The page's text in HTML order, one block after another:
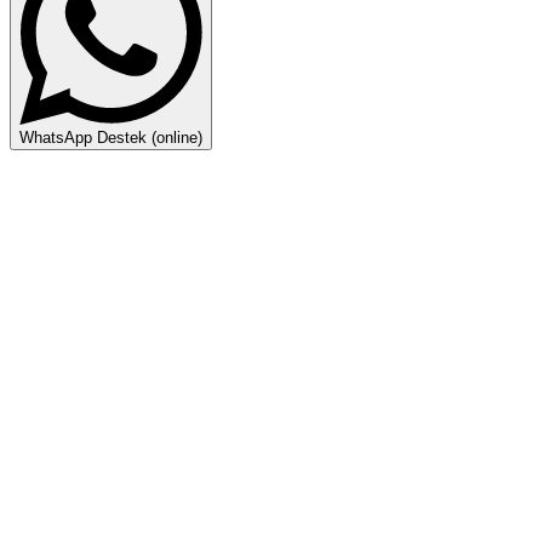
WhatsApp Destek (online)